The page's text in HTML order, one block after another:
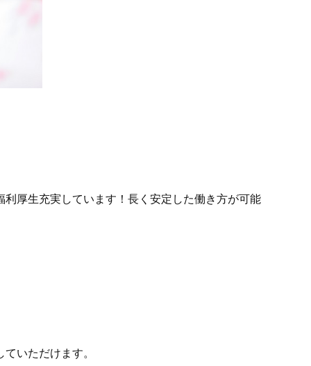
厚生充実しています！長く安定した働き方が可能
いただけます。